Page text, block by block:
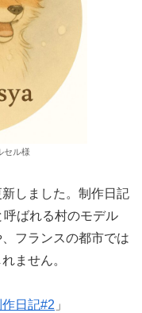
セル様
しました。制作日記
ばれる村のモデル
フランスの都市では
ません。
日記#2 」